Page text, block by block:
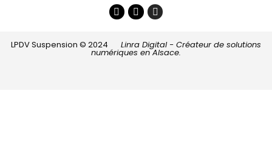
LPDV Suspension © 2024 Linra Digital - Créateur de solutions
numériques en Alsace.